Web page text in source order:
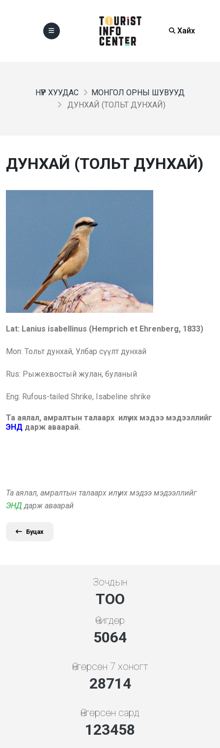
Хайх
НҮҮР ХУУДАС
МОНГОЛ ОРНЫ ШУВУУД
ДУНХАЙ (ТОЛЬТ ДУНХАЙ)
ДУНХАЙ (ТОЛЬТ ДУНХАЙ)
Lat: Lanius isabellinus (Hemprich et Ehrenberg, 1833)
Mon: Тольт дунхай, Улбар сүүлт дунхай
Rus: Рыжехвостый жулан, буланый
Eng: Rufous-tailed Shrike, Isabeline shrike
Та аялал, амралтын талаарх илүү их мэдээ мэдээллийг
ЭНД дарж аваарай.
Та аялал, амралтын талаарх илүү их мэдээ мэдээллийг
ЭНД дарж аваарай
Буцах
Зочдын
ТОО
Өчигдөр
5453
Өнгөрсөн 7 хоногт
30923
Өнгөрсөн сард
132955